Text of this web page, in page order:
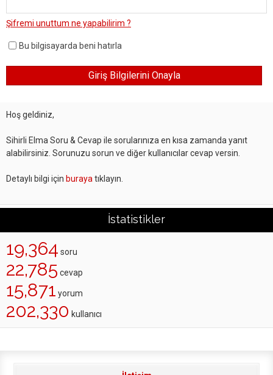
Şifremi unuttum ne yapabilirim ?
Bu bilgisayarda beni hatırla
Hoş geldiniz,
Sihirli Elma Soru & Cevap ile sorularınıza en kısa zamanda yanıt
alabilirsiniz. Sorunuzu sorun ve diğer kullanıcılar cevap versin.
Detaylı bilgi için buraya tıklayın.
İstatistikler
19,364 soru
22,785 cevap
15,871 yorum
202,330 kullanıcı